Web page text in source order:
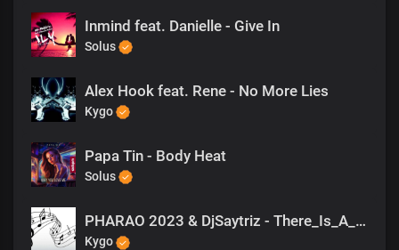
Inmind feat. Danielle - Give In
Solus
Alex Hook feat. Rene - No More Lies
Kygo
Papa Tin - Body Heat
Solus
PHARAO 2023 & DjSaytriz - There_Is_A_Star
Kygo